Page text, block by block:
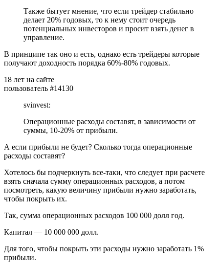
Также бытует мнение, что если трейдер стабильно
делает 20% годовых, то к нему стоит очередь
потенциальных инвесторов и просит взять денег в
управление.
В принципе так оно и есть, однако есть трейдеры которые
получают доходность порядка 60%-80% годовых.
18 лет на сайте
пользователь #14130
svinvest:
Операционные расходы составят, в зависимости от
суммы, 10-20% от прибыли.
А если прибыли не будет? Сколько тогда операционные
расходы составят?
Хотелось бы подчеркнуть все-таки, что следует при расчете
взять сначала сумму операционных расходов, а потом
посмотреть, какую величину прибыли нужно заработать,
чтобы покрыть их.
Так, сумма операционных расходов 100 000 долл год.
Капитал — 10 000 000 долл.
Для того, чтобы покрыть эти расходы нужно заработать 1%
прибыли.